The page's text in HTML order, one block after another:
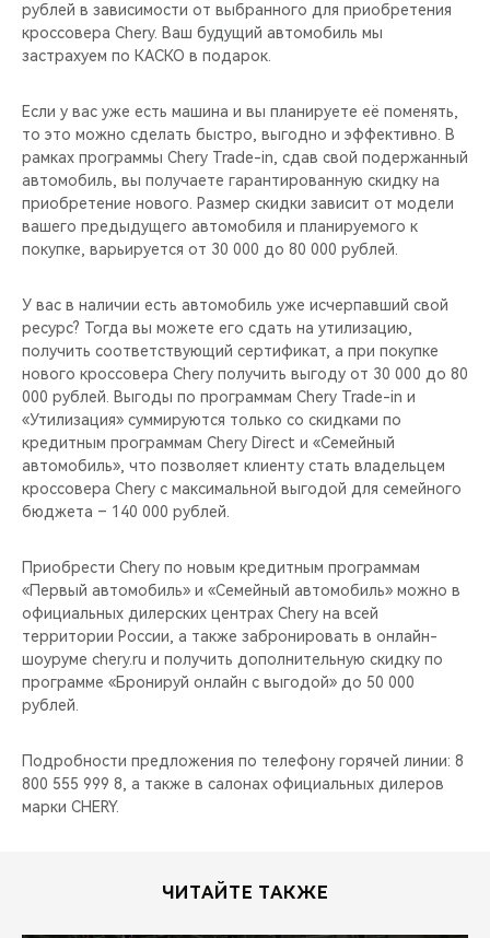
рублей в зависимости от выбранного для приобретения
кроссовера Chery. Ваш будущий автомобиль мы
застрахуем по КАСКО в подарок.
Если у вас уже есть машина и вы планируете её поменять,
то это можно сделать быстро, выгодно и эффективно. В
рамках программы Chery Trade-in, cдав свой подержанный
автомобиль, вы получаете гарантированную скидку на
приобретение нового. Размер скидки зависит от модели
вашего предыдущего автомобиля и планируемого к
покупке, варьируется от 30 000 до 80 000 рублей.
У вас в наличии есть автомобиль уже исчерпавший свой
ресурс? Тогда вы можете его сдать на утилизацию,
получить соответствующий сертификат, а при покупке
нового кроссовера Chery получить выгоду от 30 000 до 80
000 рублей. Выгоды по программам Chery Trade-in и
«Утилизация» суммируются только со скидками по
кредитным программам Chery Direct и «Семейный
автомобиль», что позволяет клиенту стать владельцем
кроссовера Chery c максимальной выгодой для семейного
бюджета – 140 000 рублей.
Приобрести Chery по новым кредитным программам
«Первый автомобиль» и «Семейный автомобиль» можно в
официальных дилерских центрах Chery на всей
территории России, а также забронировать в онлайн-
шоуруме chery.ru и получить дополнительную скидку по
программе «Бронируй онлайн с выгодой» до 50 000
рублей.
Подробности предложения по телефону горячей линии: 8
800 555 999 8, а также в салонах официальных дилеров
марки CHERY.
ЧИТАЙТЕ ТАКЖЕ